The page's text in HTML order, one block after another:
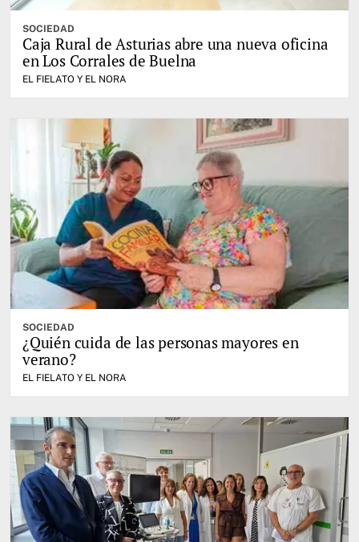
SOCIEDAD
Caja Rural de Asturias abre una nueva oficina
en Los Corrales de Buelna
EL FIELATO Y EL NORA
SOCIEDAD
¿Quién cuida de las personas mayores en
verano?
EL FIELATO Y EL NORA